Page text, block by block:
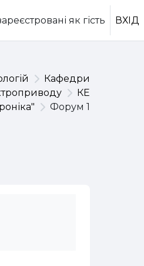
як гість ВХІД
Кафедри
КЕ
Форум 1